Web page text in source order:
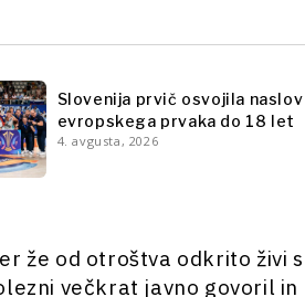
Slovenija prvič osvojila naslov
evropskega prvaka do 18 let
4. avgusta, 2026
že od otroštva odkrito živi s
večkrat javno govoril in